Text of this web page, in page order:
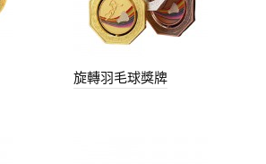
旋轉羽毛球獎牌